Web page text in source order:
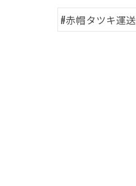
#赤帽タツキ運送